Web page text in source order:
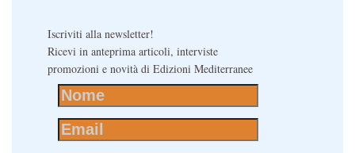
Iscriviti alla newsletter!
Ricevi in anteprima articoli, interviste
promozioni e novità di Edizioni Mediterranee